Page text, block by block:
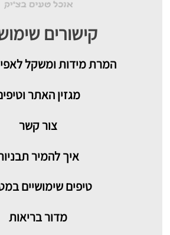
קישורים
המרת מידות ומשקל
מגזין האתר
צור קשר
איך להמיר
טיפים שימושיים
מדור בריאות